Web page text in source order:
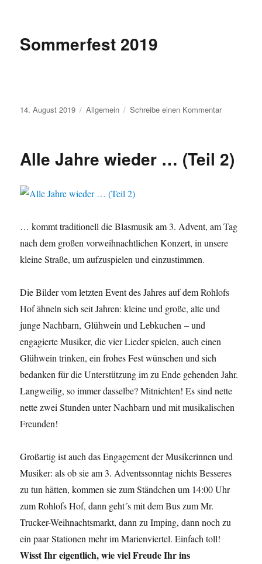
Sommerfest 2019
Veröffentlicht
14. August 2019 Kategorien
Allgemein Schreibe einen Kommentarzu
Alle Jahre wieder … (Teil 2)
… kommt traditionell die Blasmusik am 3. Advent, am Tag
nach dem großen vorweihnachtlichen Konzert, in unsere
kleine Straße, um aufzuspielen und einzustimmen.
Die Bilder vom letzten Event des Jahres auf dem Rohlofs
Hof ähneln sich seit Jahren: kleine und große, alte und
junge Nachbarn, Glühwein und Lebkuchen – und
engagierte Musiker, die vier Lieder spielen, auch einen
Glühwein trinken, ein frohes Fest wünschen und sich
bedanken für die Unterstützung im zu Ende gehenden Jahr.
Langweilig, so immer dasselbe? Mitnichten! Es sind nette
nette zwei Stunden unter Nachbarn und mit musikalischen
Freunden!
Großartig ist auch das Engagement der Musikerinnen und
Musiker: als ob sie am 3. Adventssonntag nichts Besseres
zu tun hätten, kommen sie zum Ständchen um 14:00 Uhr
zum Rohlofs Hof, dann geht´s mit dem Bus zum Mr.
Trucker-Weihnachtsmarkt, dann zu Imping, dann noch zu
ein paar Stationen mehr im Marienviertel. Einfach toll!
Wisst Ihr eigentlich, wie viel Freude Ihr ins